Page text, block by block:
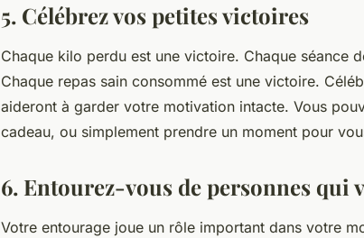
5. Célébrez vos petites victoires
Chaque kilo perdu est une victoire. Chaque séance
Chaque repas sain consommé est une victoire.
aideront à garder votre motivation intacte. Vous
cadeau, ou simplement prendre un moment pour
6. Entourez-vous de personnes qui
Votre entourage joue un rôle important dans votre